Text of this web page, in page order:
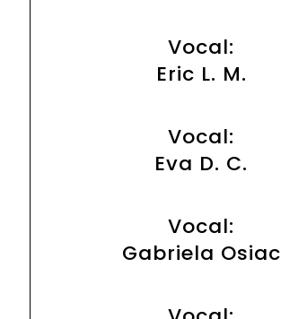
Vocal:
Eric L. M.
Vocal:
Eva D. C.
Vocal:
Gabriela Osiac